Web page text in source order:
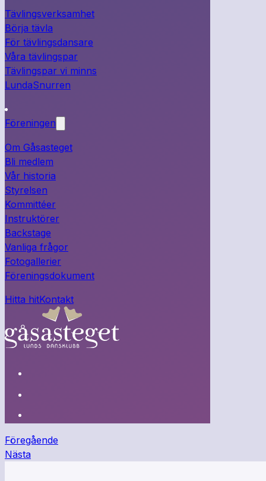
Tävlingsverksamhet
Börja tävla
För tävlingsdansare
Våra tävlingspar
Tävlingspar vi minns
LundaSnurren
Föreningen
Om Gåsasteget
Bli medlem
Vår historia
Styrelsen
Kommittéer
Instruktörer
Backstage
Vanliga frågor
Fotogallerier
Föreningsdokument
Hitta hitKontakt
Föregående
Nästa